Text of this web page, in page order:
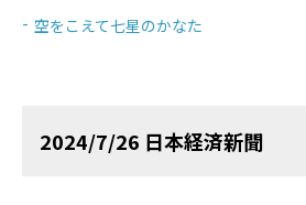
空をこえて七星のかなた
2024/7/26 日本経済新聞